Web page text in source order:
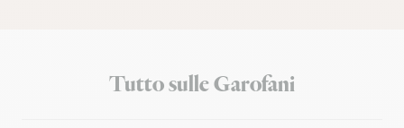
Tutto sulle Garofani